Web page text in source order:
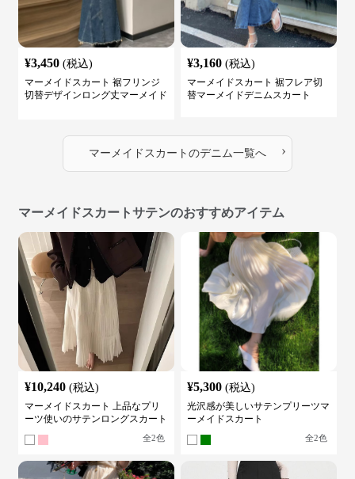
¥3,450 (税込)
マーメイドスカート 裾フリンジ
切替デザインロング丈マーメイド
¥3,160 (税込)
マーメイドスカート 裾フレア切
替マーメイドデニムスカート
マーメイドスカート のデニム一覧へ ›
マーメイドスカートサテンのおすすめアイテム
¥10,240 (税込)
マーメイドスカート 上品なプリ
ーツ使いのサテンロングスカート
全2色
¥5,300 (税込)
光沢感が美しいサテンプリーツマ
ーメイドスカート
全2色